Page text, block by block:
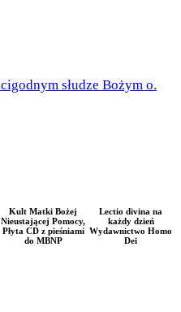
Lectio divina na
każdy dzień
Wydawnictwo Homo
Dei
Kult Matki Bożej
Nieustającej Pomocy,
Płyta CD z pieśniami
do MBNP